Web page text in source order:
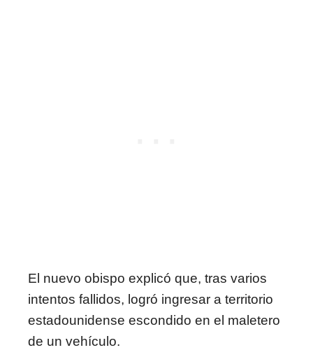
El nuevo obispo explicó que, tras varios
intentos fallidos, logró ingresar a territorio
estadounidense escondido en el maletero
de un vehículo.